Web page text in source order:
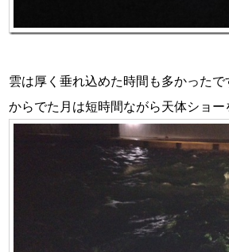
雲は厚く垂れ込めた時間も多かった
からでた月は短時間ながら天体ショー